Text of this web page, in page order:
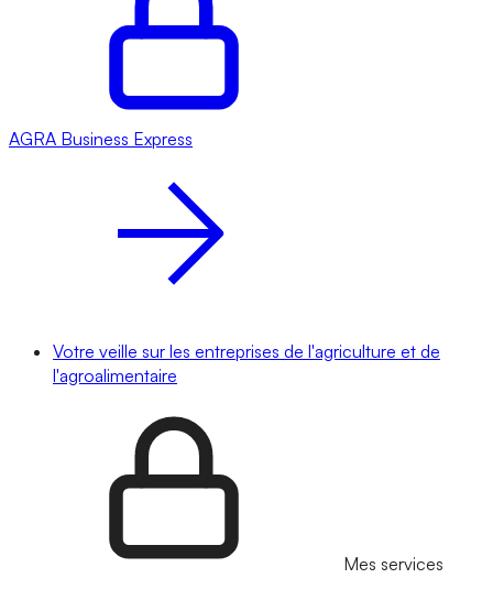
AGRA Business Express
Votre veille sur les entreprises de l'agriculture et de
l'agroalimentaire
Mes services